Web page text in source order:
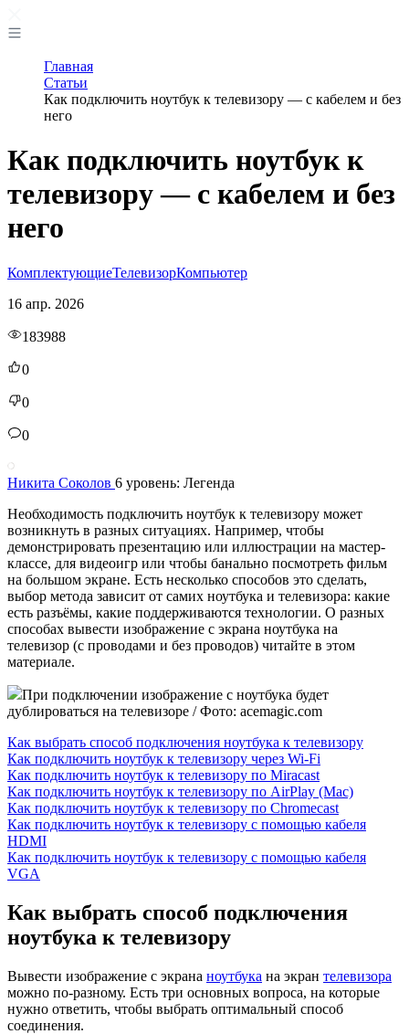
Главная
Статьи
Как подключить ноутбук к телевизору — с кабелем и без
него
Как подключить ноутбук к
телевизору — с кабелем и без
него
КомплектующиеТелевизорКомпьютер
16 апр. 2026
183988
0
0
0
Никита Соколов 6 уровень: Легенда
Необходимость подключить ноутбук к телевизору может
возникнуть в разных ситуациях. Например, чтобы
демонстрировать презентацию или иллюстрации на мастер-
классе, для видеоигр или чтобы банально посмотреть фильм
на большом экране. Есть несколько способов это сделать,
выбор метода зависит от самих ноутбука и телевизора: какие
есть разъёмы, какие поддерживаются технологии. О разных
способах вывести изображение с экрана ноутбука на
телевизор (с проводами и без проводов) читайте в этом
материале.
При подключении изображение с ноутбука будет
дублироваться на телевизоре / Фото: acemagic.com
Как выбрать способ подключения ноутбука к телевизору
Как подключить ноутбук к телевизору через Wi-Fi
Как подключить ноутбук к телевизору по Miracast
Как подключить ноутбук к телевизору по AirPlay (Mac)
Как подключить ноутбук к телевизору по Chromecast
Как подключить ноутбук к телевизору с помощью кабеля
HDMI
Как подключить ноутбук к телевизору с помощью кабеля
VGA
Как выбрать способ подключения
ноутбука к телевизору
Вывести изображение с экрана ноутбука на экран телевизора
можно по-разному. Есть три основных вопроса, на которые
нужно ответить, чтобы выбрать оптимальный способ
соединения.